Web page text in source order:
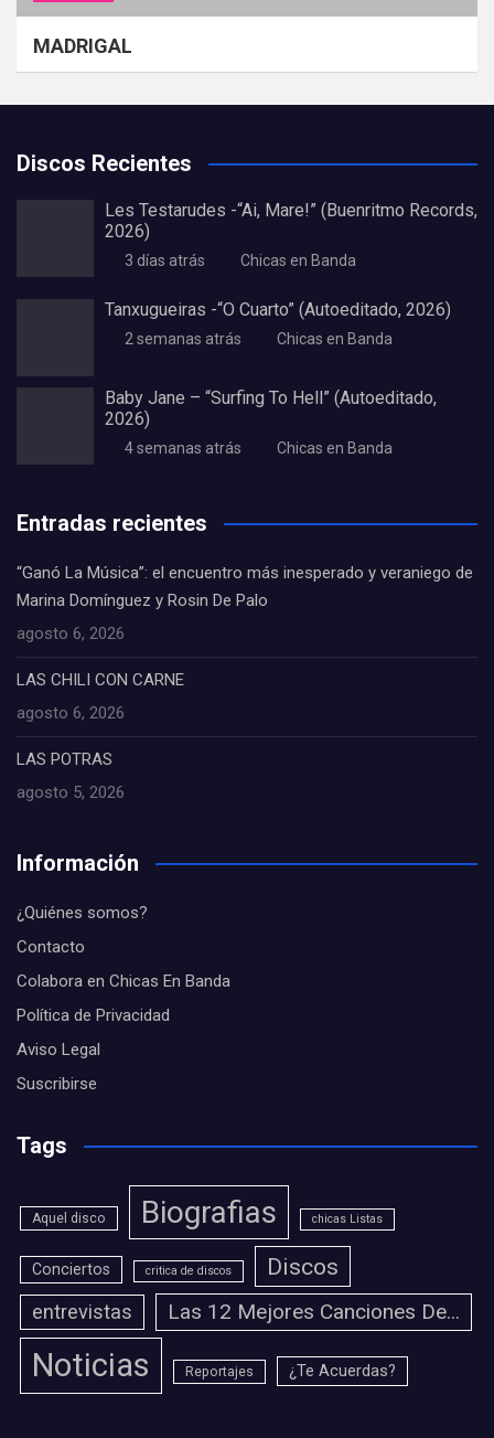
MADRIGAL
Discos Recientes
Les Testarudes -“Ai, Mare!” (Buenritmo Records,
2026)
3 días atrás Chicas en Banda
Tanxugueiras -“O Cuarto” (Autoeditado, 2026)
2 semanas atrás Chicas en Banda
Baby Jane – “Surfing To Hell” (Autoeditado,
2026)
4 semanas atrás Chicas en Banda
Entradas recientes
“Ganó La Música”: el encuentro más inesperado y veraniego de
Marina Domínguez y Rosin De Palo
agosto 6, 2026
LAS CHILI CON CARNE
agosto 6, 2026
LAS POTRAS
agosto 5, 2026
Información
¿Quiénes somos?
Contacto
Colabora en Chicas En Banda
Política de Privacidad
Aviso Legal
Suscribirse
Tags
Aquel disco Biografias chicas Listas
Conciertos critica de discos Discos
entrevistas Las 12 Mejores Canciones De...
Noticias Reportajes ¿Te Acuerdas?